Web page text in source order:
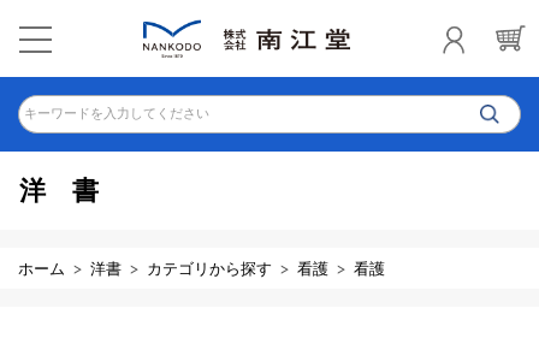
キーワードを入力してください
洋書
ホーム 洋書 カテゴリから探す 看護 看護